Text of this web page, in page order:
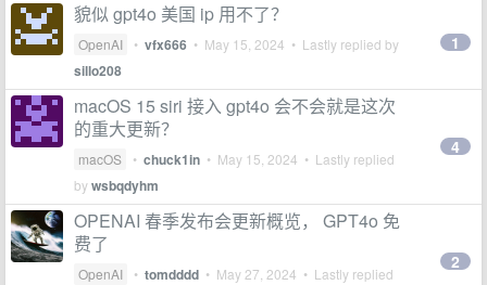
貌似 gpt4o 美国 ip 用不了？
OpenAI • vfx666 • May 15, 2024 • Lastly replied by
sillo208
1
macOS 15 siri 接入 gpt4o 会不会就是这次
的重大更新？
macOS • chuck1in • May 15, 2024 • Lastly replied
bywsbqdyhm
4
OPENAI 春季发布会更新概览， GPT4o 免
费了
OpenAI • tomdddd • May 27, 2024 • Lastly replied
2